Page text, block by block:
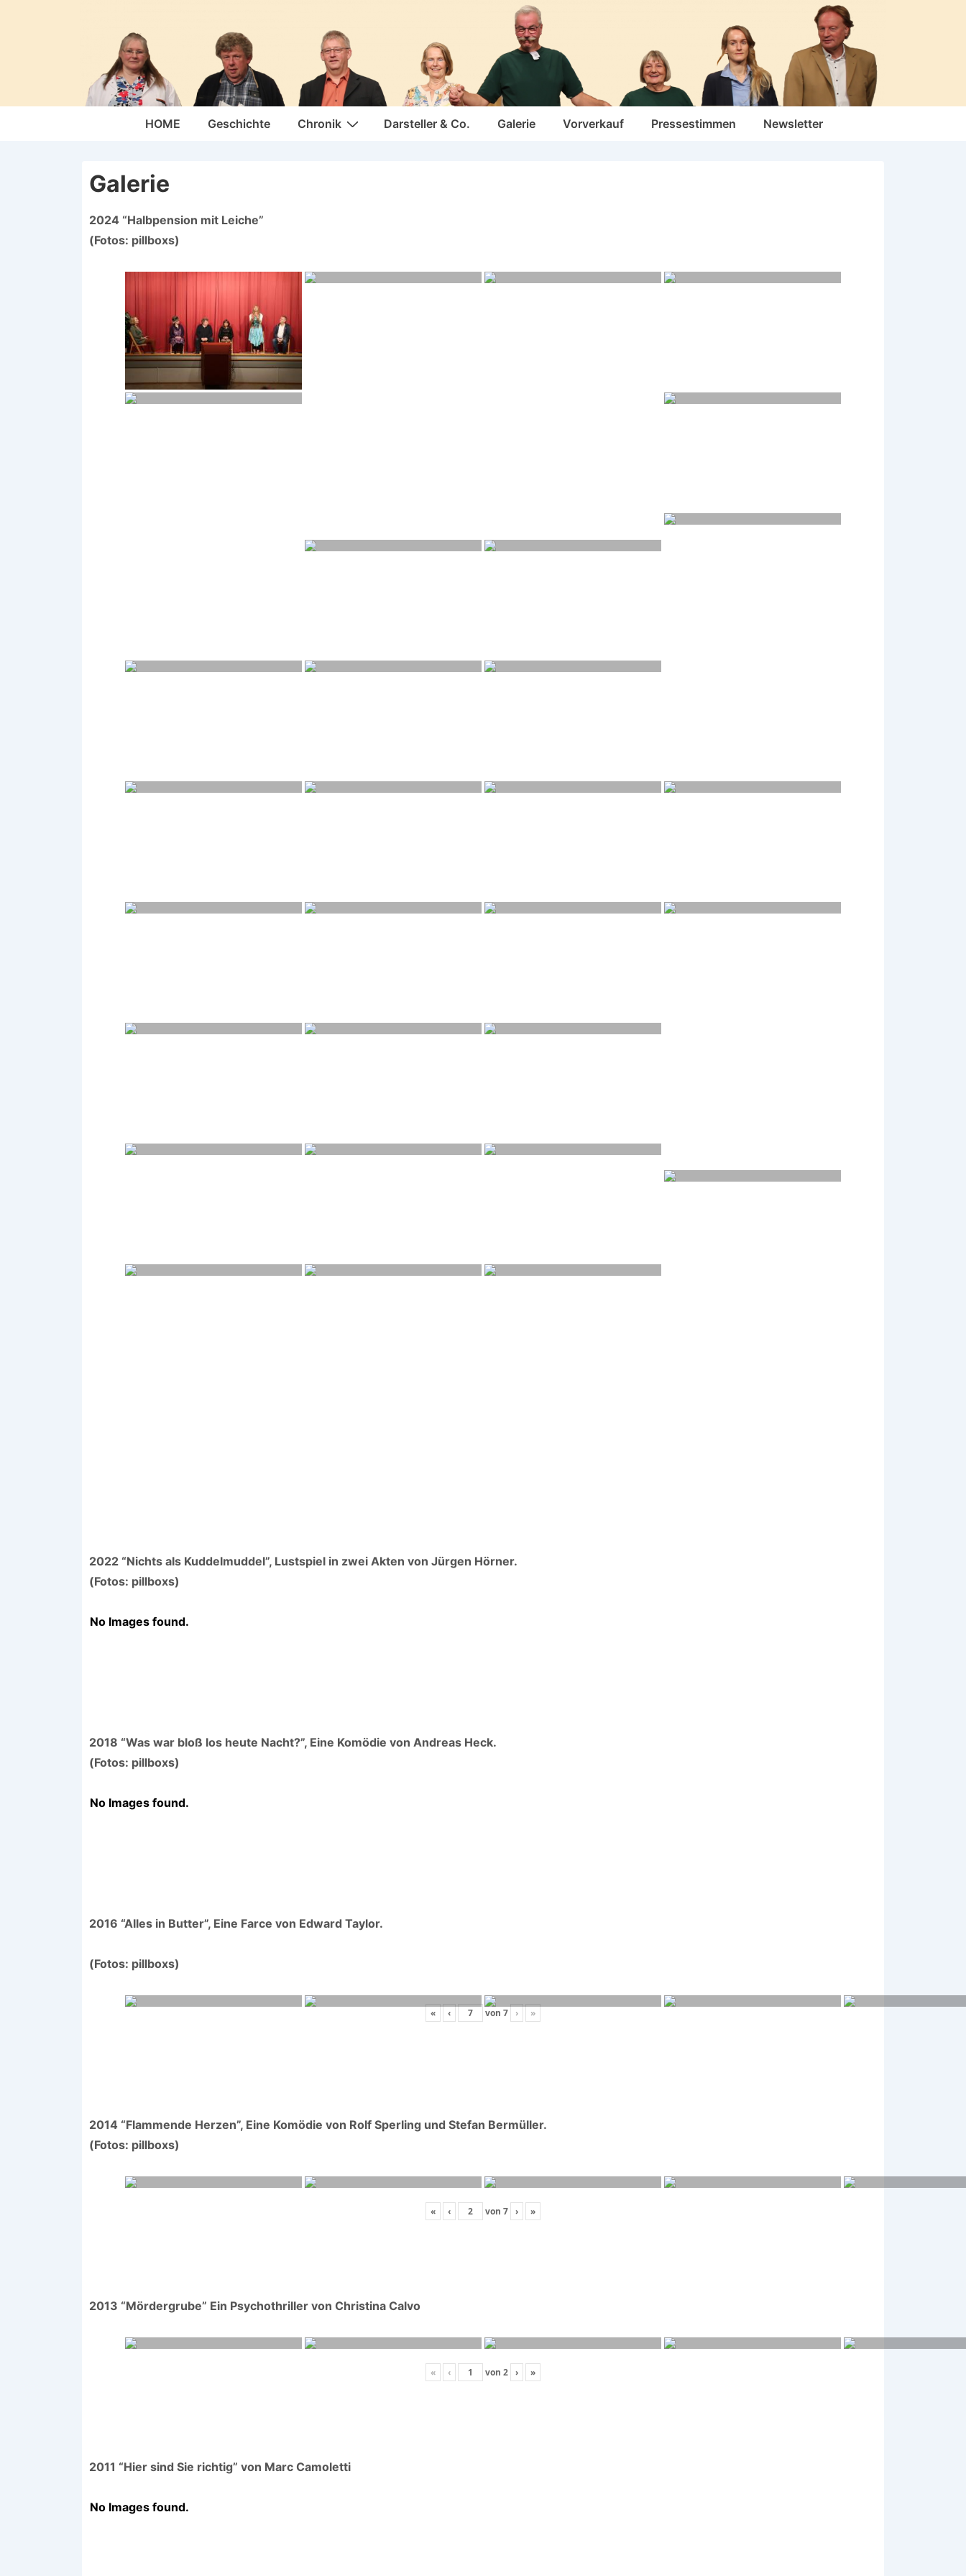
Hauptnavigation
HOME Geschichte Chronik Darsteller & Co. Galerie Vorverkauf Pressestimmen Newsletter
Galerie
2024 “Halbpension mit Leiche”
(Fotos: pillboxs)
2022 “Nichts als Kuddelmuddel”, Lustspiel in zwei Akten von Jürgen Hörner.
(Fotos: pillboxs)
No Images found.
2018 “Was war bloß los heute Nacht?”, Eine Komödie von Andreas Heck.
(Fotos: pillboxs)
No Images found.
2016 “Alles in Butter”, Eine Farce von Edward Taylor.
(Fotos: pillboxs)
« ‹ von 7 › »
2014 “Flammende Herzen”, Eine Komödie von Rolf Sperling und Stefan Bermüller.
(Fotos: pillboxs)
« ‹ von 7 › »
2013 “Mördergrube” Ein Psychothriller von Christina Calvo
« ‹ von 2 › »
2011 “Hier sind Sie richtig” von Marc Camoletti
No Images found.